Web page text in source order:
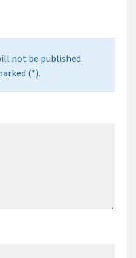
not be published.
(*).